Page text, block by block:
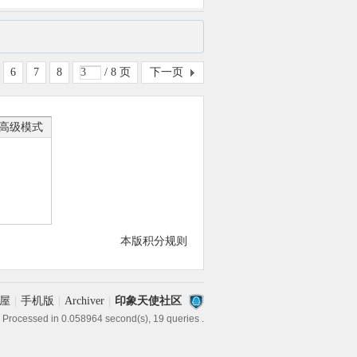
6 7 8 / 8 页 下一页
高级模式
本版积分规则
手机版 Archiver 印象天使社区
, Processed in 0.058964 second(s), 19 queries .